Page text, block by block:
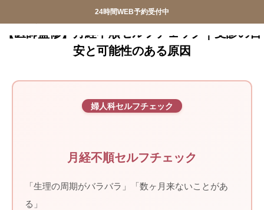
24時間WEB予約受付中
産婦人科SIOクリニック
【医師監修】月経不順セルフチェック｜受診の目
安と可能性のある原因
婦人科セルフチェック
月経不順セルフチェック
「生理の周期がバラバラ」「数ヶ月来ないことがあ
る」
産婦人科SIOクリニック
 おしらせ  クリニック紹介
診療案内  院長ごあいさつ